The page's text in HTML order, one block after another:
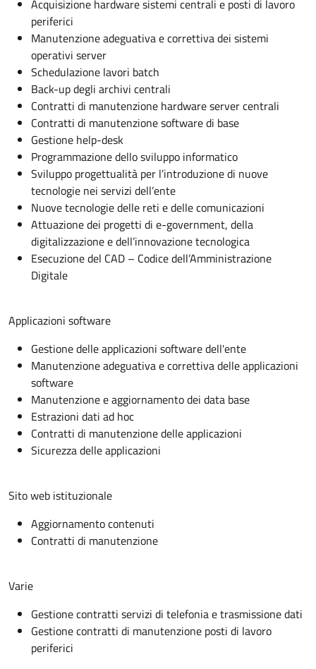
Acquisizione hardware sistemi centrali e posti di lavoro
periferici
Manutenzione adeguativa e correttiva dei sistemi
operativi server
Schedulazione lavori batch
Back-up degli archivi centrali
Contratti di manutenzione hardware server centrali
Contratti di manutenzione software di base
Gestione help-desk
Programmazione dello sviluppo informatico
Sviluppo progettualità per l’introduzione di nuove
tecnologie nei servizi dell’ente
Nuove tecnologie delle reti e delle comunicazioni
Attuazione dei progetti di e-government, della
digitalizzazione e dell’innovazione tecnologica
Esecuzione del CAD – Codice dell’Amministrazione
Digitale
Applicazioni software
Gestione delle applicazioni software dell'ente
Manutenzione adeguativa e correttiva delle applicazioni
software
Manutenzione e aggiornamento dei data base
Estrazioni dati ad hoc
Contratti di manutenzione delle applicazioni
Sicurezza delle applicazioni
Sito web istituzionale
Aggiornamento contenuti
Contratti di manutenzione
Varie
Gestione contratti servizi di telefonia e trasmissione dati
Gestione contratti di manutenzione posti di lavoro
periferici